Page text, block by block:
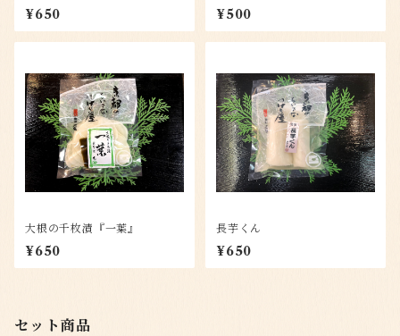
¥650 ¥500
大根の千枚漬『一葉』
¥650
長芋くん
¥650
セット商品